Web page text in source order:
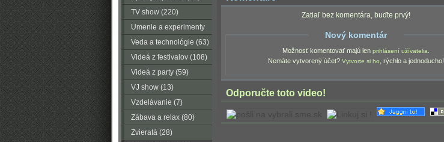
TV show (220)
Umenie a experimenty
(116)Veda a technológie (63)
Videá z festivalov (108)
Videá z party (59)
VJ show (13)
Vzdelávanie (7)
Zábava a relax (80)
Zvieratá (28)
Zatiaľ bez komentára, buďte prvý!
Nový komentár
Možnosť komentovať majú len prihlásení užívatelia.
Nemáte vytvorený účet? Vytvorte si ho, rýchlo a jednoducho!
Odporučte toto video!